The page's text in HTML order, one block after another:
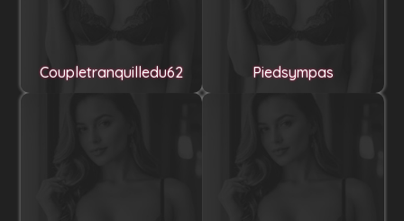
Coupletranquilledu62 Piedsympas